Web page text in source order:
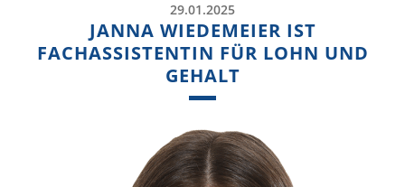
29.01.2025
JANNA WIEDEMEIER IST
FACHASSISTENTIN FÜR LOHN UND
GEHALT